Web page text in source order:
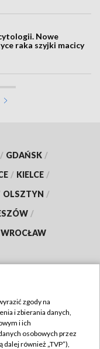
Nowe
raka szyjki macicy
/ GDAŃSK /
/ KIELCE /
OLSZTYN /
/
WROCŁAW
zgody na
i zbierania danych,
i ich
osobowych przez
dalej również „TVP”),